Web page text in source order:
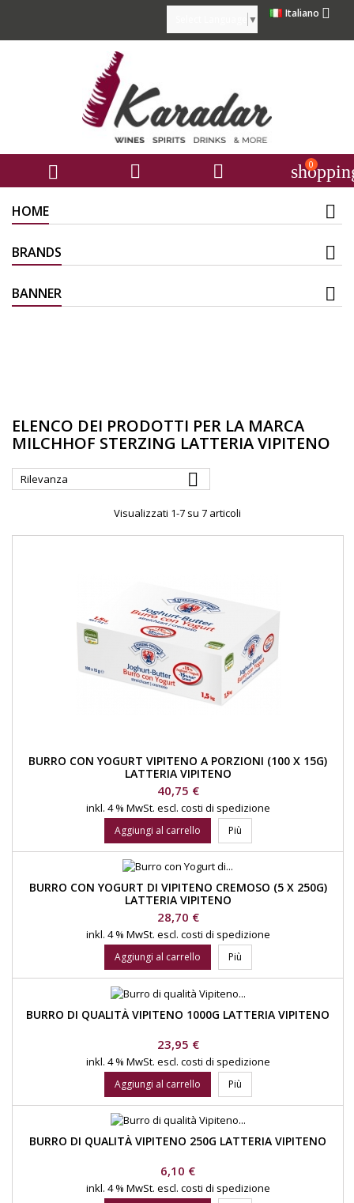
Italiano 
▼
   0
HOME
BRANDS
BANNER
ELENCO DEI PRODOTTI PER LA MARCA
MILCHHOF STERZING LATTERIA VIPITENO
Rilevanza 
Visualizzati 1-7 su 7 articoli
BURRO CON YOGURT VIPITENO A PORZIONI (100 X 15G)
LATTERIA VIPITENO
Prezzo
40,75 €
inkl. 4 % MwSt. escl. costi di spedizione
Aggiungi al carrello Più
BURRO CON YOGURT DI VIPITENO CREMOSO (5 X 250G)
LATTERIA VIPITENO
Prezzo
28,70 €
inkl. 4 % MwSt. escl. costi di spedizione
Aggiungi al carrello Più
BURRO DI QUALITÀ VIPITENO 1000G LATTERIA VIPITENO
Prezzo
23,95 €
inkl. 4 % MwSt. escl. costi di spedizione
Aggiungi al carrello Più
BURRO DI QUALITÀ VIPITENO 250G LATTERIA VIPITENO
Prezzo
6,10 €
inkl. 4 % MwSt. escl. costi di spedizione